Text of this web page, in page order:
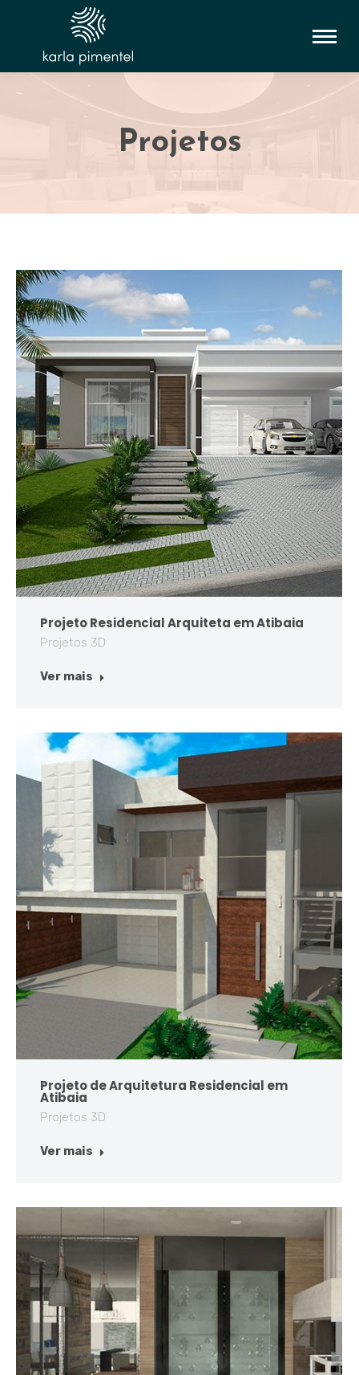
Projetos
Projeto Residencial Arquiteta em Atibaia
Projetos 3D
Ver mais
Projeto de Arquitetura Residencial em
Atibaia
Projetos 3D
Ver mais